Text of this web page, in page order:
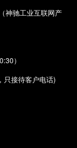
神驰工业互联网产
）
只接待客户电话)